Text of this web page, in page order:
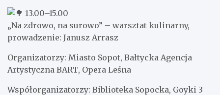
13.00–15.00
„Na zdrowo, na surowo” – warsztat kulinarny,
prowadzenie: Janusz Arrasz
Organizatorzy: Miasto Sopot, Bałtycka Agencja
Artystyczna BART, Opera Leśna
Współorganizatorzy: Biblioteka Sopocka, Goyki 3